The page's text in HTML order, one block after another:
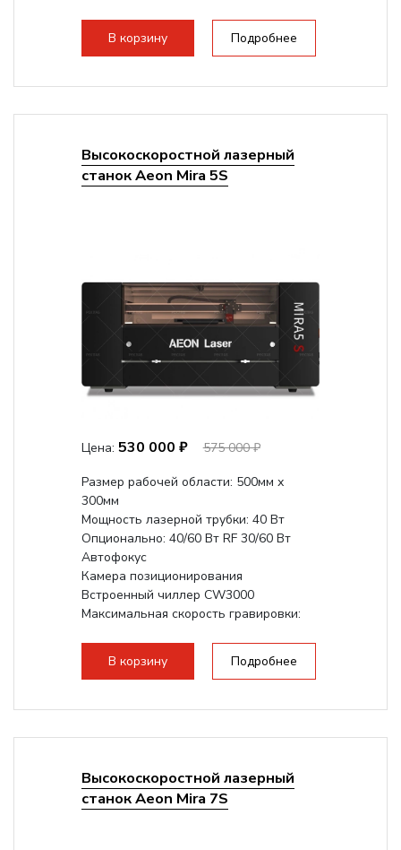
В корзину Подробнее
Высокоскоростной лазерный
станок Aeon Mira 5S
Цена: 530 000 ₽
575 000 ₽
Размер рабочей области: 500мм х
300мм
Мощность лазерной трубки: 40 Вт
Опционально: 40/60 Вт RF 30/60 Вт
Автофокус
Камера позиционирования
Встроенный чиллер CW3000
Максимальная скорость гравировки:
В корзину Подробнее
Высокоскоростной лазерный
станок Aeon Mira 7S